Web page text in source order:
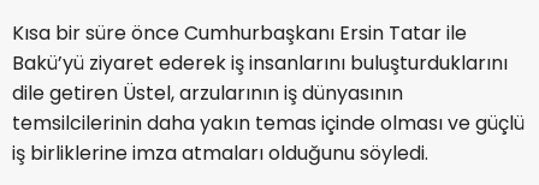
Kısa bir süre önce Cumhurbaşkanı Ersin Tatar ile
Bakü’yü ziyaret ederek iş insanlarını buluşturduklarını
dile getiren Üstel, arzularının iş dünyasının
temsilcilerinin daha yakın temas içinde olması ve güçlü
iş birliklerine imza atmaları olduğunu söyledi.